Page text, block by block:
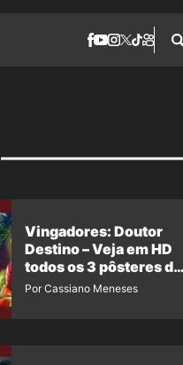
Vingadores: Doutor
Destino – Veja em HD
todos os 3 pôsteres de
‘Doomsday’ + 1 imagem
Por Cassiano Meneses